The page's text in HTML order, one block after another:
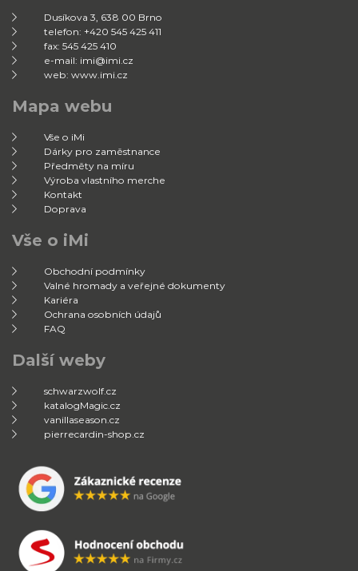
Dusíkova 3, 638 00 Brno
telefon: +420 545 425 411
fax: 545 425 410
e-mail: imi@imi.cz
web: www.imi.cz
Mapa webu
Vše o iMi
Dárky pro zaměstnance
Předměty na míru
Výroba vlastního merche
Kontakt
Doprava
Vše o iMi
Obchodní podmínky
Valné hromady a veřejné dokumenty
Kariéra
Ochrana osobních údajů
FAQ
Další weby
schwarzwolf.cz
katalogMagic.cz
vanillaseason.cz
pierrecardin-shop.cz